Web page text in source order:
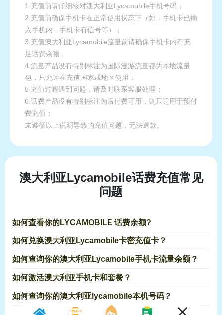
1.充值前请仔细核对澳大利亚Lycamobile手机号码；
2.充值前确保手机卡在正常使用状态下（如：手机卡已插
入手机内，手机卡有信号等）；
3.充值澳大利亚Lycamobile流量前请确保手机卡内有充
足话费余额；
4.流量产品没有特别标注为国际漫游流量都为本地流量
包，只允许在充值国家或地区使用；
5.充值过程遇到问题，请及时联系客服处理；
6.话费产品没有特别标注为后付费可用，则只适用于预付
费充值；
未遵循以上说明导致的充值问题，无法退款。
澳大利亚Lycamobile话费充值常见
问题
如何查看你的LYCAMOBILE 话费余额?
如何兑换澳大利亚Lycamobile卡密充值卡？
如何查询你的澳大利亚Lycamobile手机卡流量余额？
如何激活澳大利亚手机卡和套餐？
如何查询你的澳大利亚lycamobile本机号码？